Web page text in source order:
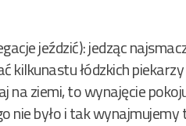
jeździć): jedząc
kilkunastu łódzkich
na ziemi, to wynajęcie
nie było i tak